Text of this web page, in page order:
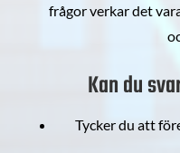
frågor verkar det
Kan du
Tycker du att